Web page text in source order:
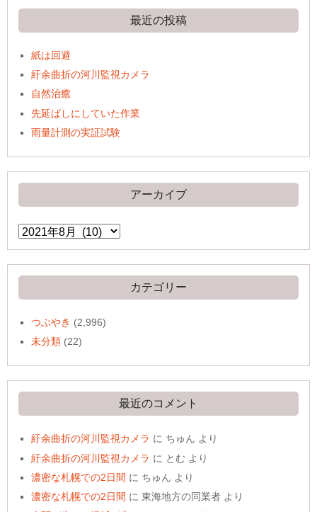
最近の投稿
紙は回避
紆余曲折の河川監視カメラ
自然治癒
先延ばしにしていた作業
雨量計測の実証試験
アーカイブ
ア
ー
イ
ブ
カテゴリー
つぶやき (2,996)
未分類 (22)
最近のコメント
紆余曲折の河川監視カメラ に ちゅん より
紆余曲折の河川監視カメラ に とむ より
濃密な札幌での2日間 に ちゅん より
濃密な札幌での2日間 に東海地方の同業者 より